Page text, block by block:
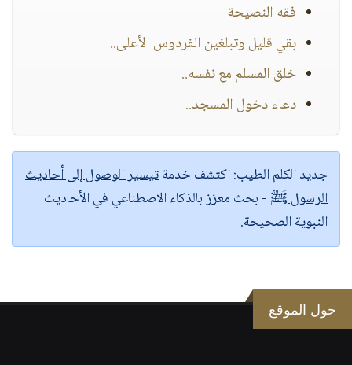
فقه النصيحة
بقي قليل وتبلغين الفردوس الأعلى..
خلق المسلم مع نفسه..
دعاء دخول المسجد..
جديد الكلم الطيب:اكتشف خدمةتيسير الوصول إلى أحاديث
الرسول ﷺ - بحث معزز بالذكاء الاصطناعي في الأحاديث
النبوية الصحيحة.
حول الموقع